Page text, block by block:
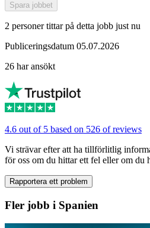
Spara jobbet
2 personer tittar på detta jobb just nu
Publiceringsdatum 05.07.2026
26 har ansökt
4.6 out of 5 based on 526 of reviews
Vi strävar efter att ha tillförlitlig
för oss om du hittar ett fel eller om du
Rapportera ett problem
Fler jobb i Spanien